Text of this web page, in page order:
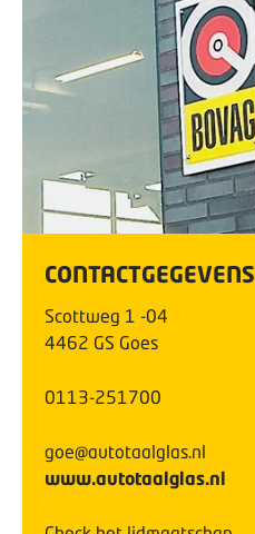
CONTACTGEGEVENS
Scottweg 1 -04
4462 GS Goes
0113-251700
goe@autotaalglas.nl
www.autotaalglas.nl